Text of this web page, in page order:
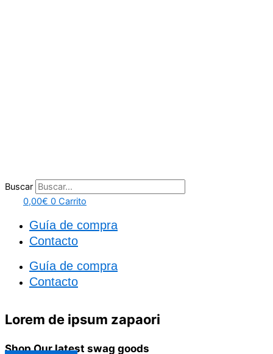
Buscar
0,00€ 0 Carrito
Guía de compra
Contacto
Guía de compra
Contacto
Lorem de ipsum zapaori
Shop Our latest swag goods